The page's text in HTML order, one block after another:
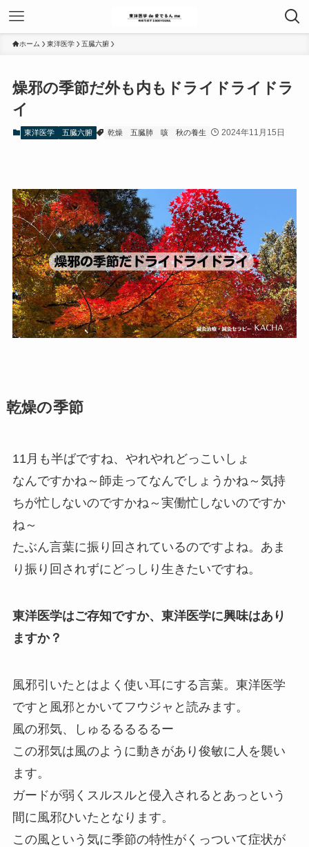
ホーム 東洋医学 五臓六腑
燥邪の季節だ外も内もドライドライドラ
イ
東洋医学 五臓六腑 乾燥 五臓肺 咳 秋の養生 2024年11月15日
乾燥の季節
11月も半ばですね、やれやれどっこいしょ
なんですかね～師走ってなんでしょうかね～気持
ちが忙しないのですかね～実働忙しないのですか
ね～
たぶん言葉に振り回されているのですよね。あま
り振り回されずにどっしり生きたいですね。
東洋医学はご存知ですか、東洋医学に興味はあり
ますか？
風邪引いたとはよく使い耳にする言葉。東洋医学
ですと風邪とかいてフウジャと読みます。
風の邪気、しゅるるるるるー
この邪気は風のように動きがあり俊敏に人を襲い
ます。
ガードが弱くスルスルと侵入されるとあっという
間に風邪ひいたとなります。
この風という気に季節の特性がくっついて症状が